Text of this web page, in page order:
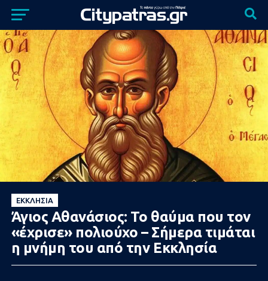
ΕΚΚΛΗΣΊΑ
Άγιος Αθανάσιος: Το θαύμα που τον
«έχρισε» πολιούχο – Σήμερα τιμάται
η μνήμη του από την Εκκλησία